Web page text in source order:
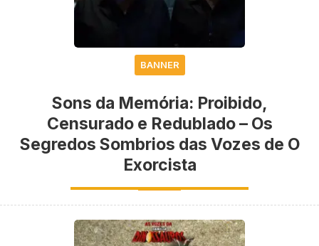
BANNER
Sons da Memória: Proibido,
Censurado e Redublado – Os
Segredos Sombrios das Vozes de O
Exorcista